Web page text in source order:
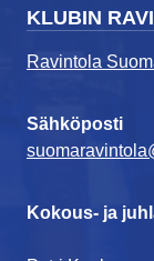
KLUBIN
Ravintola
Sähköposti
Kokous- ja